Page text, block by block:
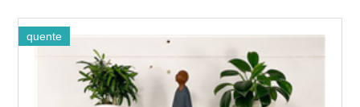
quente